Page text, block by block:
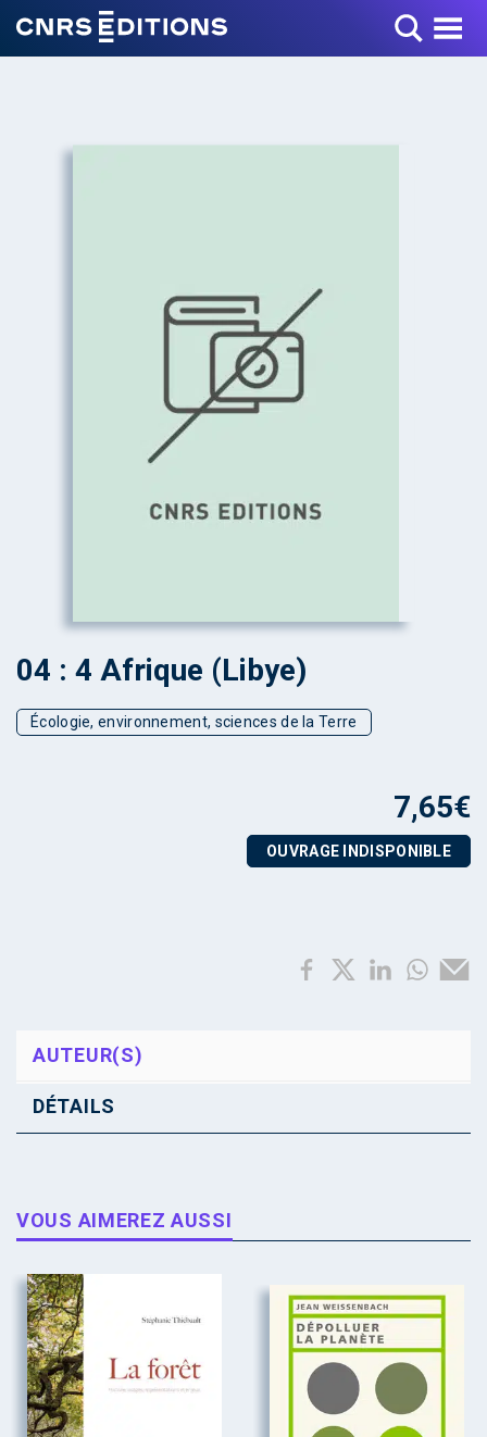
Toggle Menu
04 : 4 Afrique (Libye)
Écologie, environnement, sciences de la Terre
7,65€
OUVRAGE INDISPONIBLE
AUTEUR(S)
DÉTAILS
VOUS AIMEREZ AUSSI